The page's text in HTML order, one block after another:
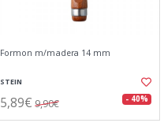
Formon m/madera 14 mm
STEIN
5,89€ 9,90€ - 40%